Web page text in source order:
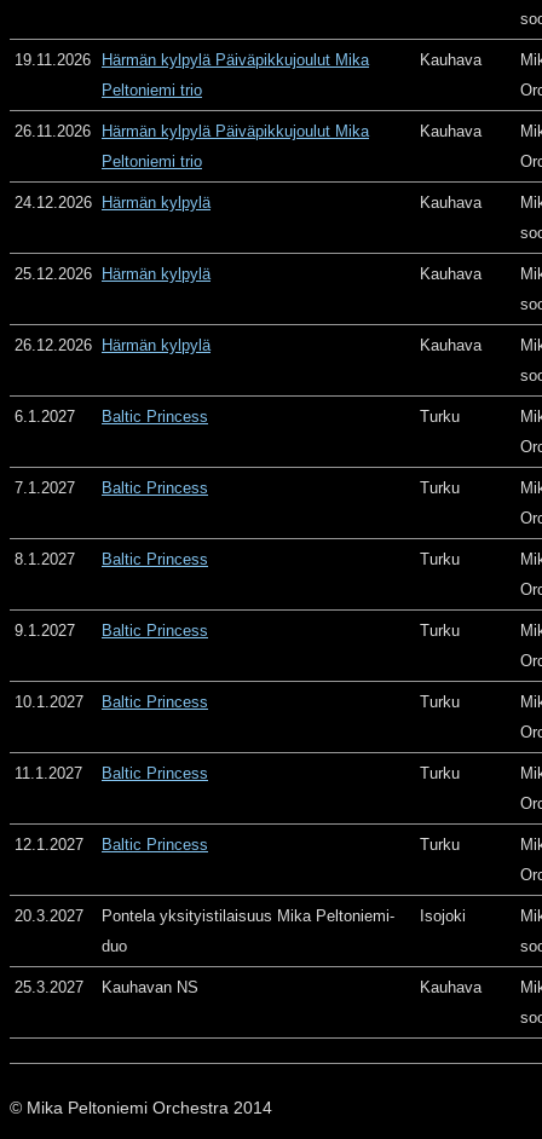
19.11.2026
Härmän kylpylä Päiväpikkujoulut Mika
Peltoniemi trio
Kauhava
26.11.2026
Härmän kylpylä Päiväpikkujoulut Mika
Peltoniemi trio
Kauhava
24.12.2026 Härmän kylpylä Kauhava
25.12.2026 Härmän kylpylä Kauhava
26.12.2026 Härmän kylpylä Kauhava
6.1.2027 Baltic Princess Turku
7.1.2027 Baltic Princess Turku
8.1.2027 Baltic Princess Turku
9.1.2027 Baltic Princess Turku
10.1.2027 Baltic Princess Turku
11.1.2027 Baltic Princess Turku
12.1.2027 Baltic Princess Turku
20.3.2027
Pontela yksityistilaisuus Mika Peltoniemi-
duo
Isojoki
25.3.2027 Kauhavan NS Kauhava
© Mika Peltoniemi Orchestra 2014